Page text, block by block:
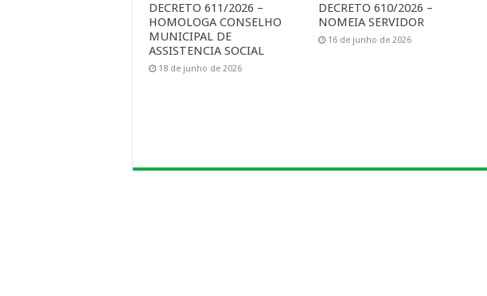
DECRETO 611/2026 –
HOMOLOGA CONSELHO
MUNICIPAL DE
ASSISTENCIA SOCIAL
18 de junho de 2026
DECRETO 610/2026 –
NOMEIA SERVIDOR
16 de junho de 2026